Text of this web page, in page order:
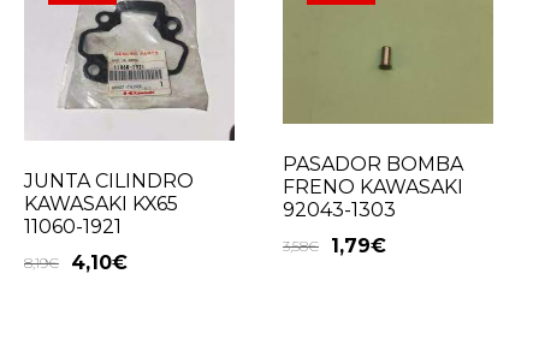
JUNTA CILINDRO
KAWASAKI KX65
11060-1921
8,19€ 4,10€
PASADOR BOMBA
FRENO KAWASAKI
92043-1303
3,58€ 1,79€